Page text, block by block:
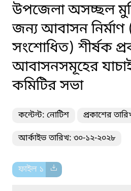
উপজেলা অসচ্ছল
জন্য আবাসন
সংশোধিত) শীর্ষক
আবাসনসমূহের যাচাই
কমিটির সভা
কন্টেন্ট: নোটিশ প্রকাশের
আর্কাইভ তারিখ: ৩০-১২-২০২৮
ফাইল ১